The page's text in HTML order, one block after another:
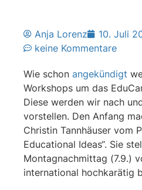
Anja Lorenz 10. Juli
keine Kommentare
Wie schon angekündigt
Workshops um das
Diese werden wir nach
vorstellen. Den Anfang
Christin Tannhäuser vom
Educational Ideas“. Sie
Montagnachmittag (7.9.)
international hochkarätig